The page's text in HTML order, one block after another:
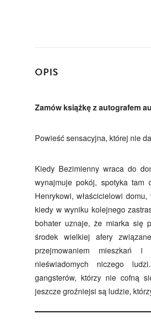
OPIS
Zamów książkę z autografem
Powieść sensacyjna, której nie
Kiedy Bezimienny wraca do
wynajmuje pokój, spotyka tam
Henrykowi, właścicielowi
kiedy w wyniku kolejnego
bohater uznaje, że miarka się
środek wielkiej afery
przejmowaniem mieszkań
nieświadomych niczego
gangsterów, którzy nie cofną
jeszcze groźniejsi są ludzie,